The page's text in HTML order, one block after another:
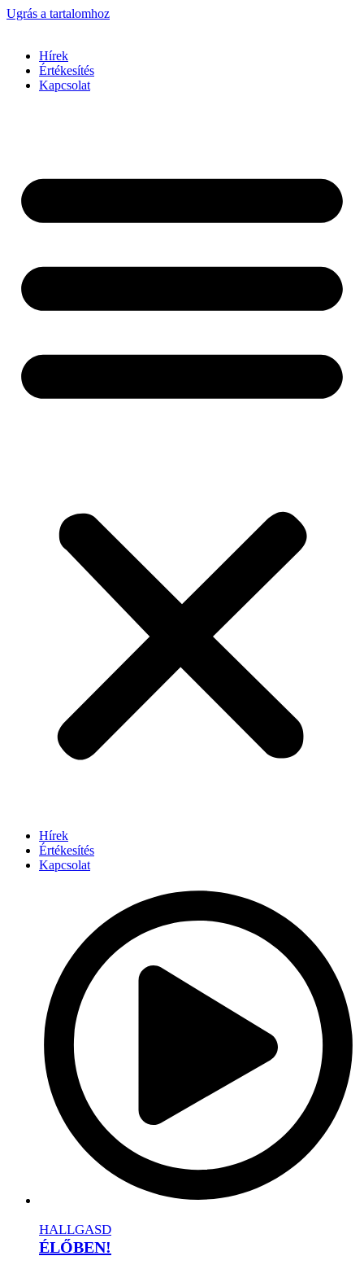
Ugrás a tartalomhoz
Hírek
Értékesítés
Kapcsolat
Hírek
Értékesítés
Kapcsolat
HALLGASD
ÉLŐBEN!